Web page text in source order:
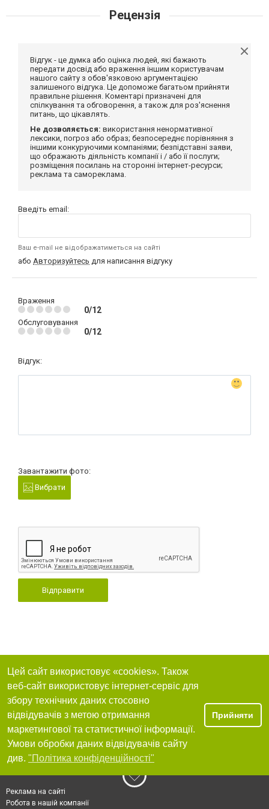
Рецензія
Відгук - це думка або оцінка людей, які бажають
передати досвід або враження іншим користувачам
нашого сайту з обов'язковою аргументацією
залишеного відгука. Це допоможе багатьом прийняти
правильне рішення. Коментарі призначені для
спілкування та обговорення, а також для роз'яснення
питань, що цікавлять.
Не дозволяється: використання ненормативної
лексики, погроз або образ; безпосереднє порівняння з
іншими конкуруючими компаніями; безпідставні заяви,
що ображають діяльність компанії і / або її послуги;
розміщення посилань на сторонні інтернет-ресурси;
реклама та самореклама.
Введіть email:
Ваш e-mail не відображатиметься на сайті
або Авторизуйтесь для написання відгуку
Враження
0/12
Обслуговування
0/12
Відгук:
Завантажити фото:
Вибрати
Відправити
Цей сайт використовує «cookies». Також
веб-сайт використовує інтернет-сервіс для
збору технічних даних стосовно
відвідувачів з метою отримання
маркетингової та статистичної інформації.
Умови обробки даних відвідувачів сайту
див. "Політика конфіденційності"
Прийняти
Реклама на сайті
Робота в нашій компанії